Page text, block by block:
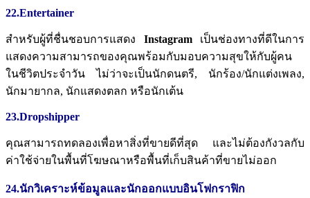
22.Entertainer
สำหรับผู้ที่ชื่นชอบการแสดง Instagram เป็นช่องทางที่ดีในการ
แสดงความสามารถของคุณพร้อมกับมอบความสุขให้กับผู้คน
ในชีวิตประจำวัน
ไม่ว่าจะเป็นนักดนตรี, นักร้อง/นักแต่งเพลง,
นักมายากล, นักแสดงตลก หรือนักเต้น
23.Dropshipper
คุณสามารถทดลองเพื่อหาสิ่งที่ขายดีที่สุด
และไม่ต้องกังวลกับ
ค่าใช้จ่ายในพื้นที่โฆษณาหรือพื้นที่เก็บสินค้าที่ขายไม่ออก
24.นักวิเคราะห์ข้อมูลและนักออกแบบอินโฟกราฟิก